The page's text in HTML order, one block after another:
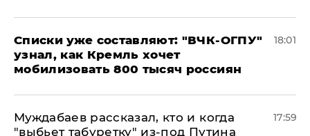
Списки уже составляют: "ВЧК-ОГПУ"
узнал, как Кремль хочет
мобилизовать 800 тысяч россиян
18:01
Муждабаев рассказал, кто и когда
"выбьет табуретку" из-под Путина
17:59